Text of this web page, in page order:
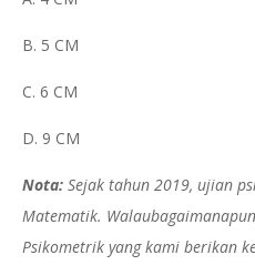
B. 5 CM
C. 6 CM
D. 9 CM
Nota: Sejak tahun 2019, ujian
Matematik.
Psikometrik yang kami berikan